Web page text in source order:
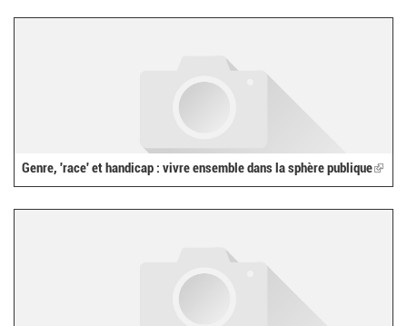
Genre, 'race' et handicap : vivre ensemble dans la sphère publique(link
is